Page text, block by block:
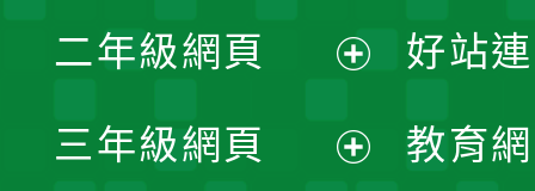
開
選
二年級網頁
開
三年級網頁
好站
教育